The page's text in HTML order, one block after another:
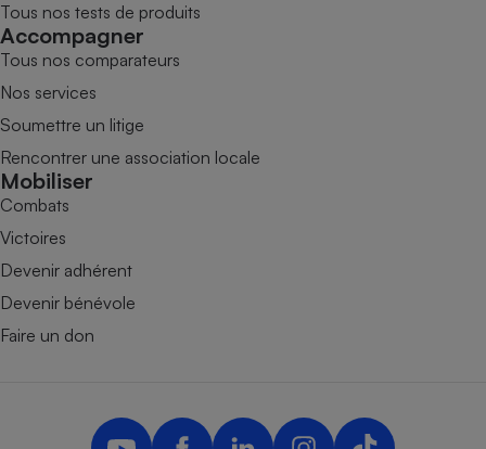
Tous nos tests de produits
Accompagner
Tous nos comparateurs
Nos services
Soumettre un litige
Rencontrer une association locale
Mobiliser
Combats
Victoires
Devenir adhérent
Devenir bénévole
Faire un don